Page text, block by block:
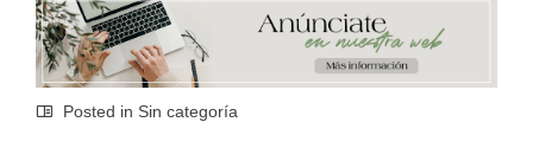
Posted in Sin categoría